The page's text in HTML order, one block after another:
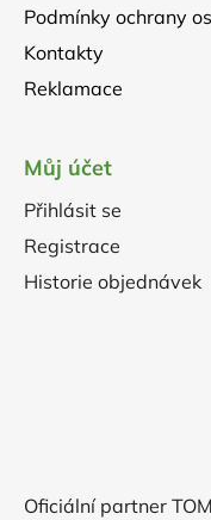
Podmínky ochrany
Kontakty
Reklamace
Můj účet
Přihlásit se
Registrace
Historie objednávek
Oficiální partner